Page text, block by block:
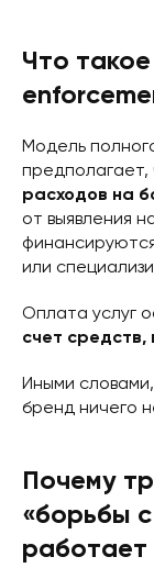
Что
Модель
предполагает,
расходов на
от выявления
или
Оплата услуг
счет средств,
Иными
бренд ничего
Почему
«борьбы
работает